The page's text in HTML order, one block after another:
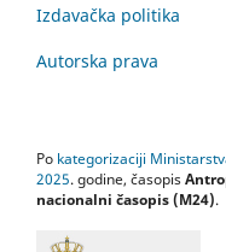
Izdavačka politika
Autorska prava
Po kategorizaciji
2025. godine, časopis
nacionalni časopis (M24).